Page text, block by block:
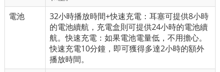
電池
32小時播放時間+快速充電：耳塞可提供8小時
的電池續航，充電盒則可提供24小時的電池續
航。快速充電：如果電池電量低，不用擔心。
快速充電10分鐘，即可獲得多達2小時的額外
播放時間。